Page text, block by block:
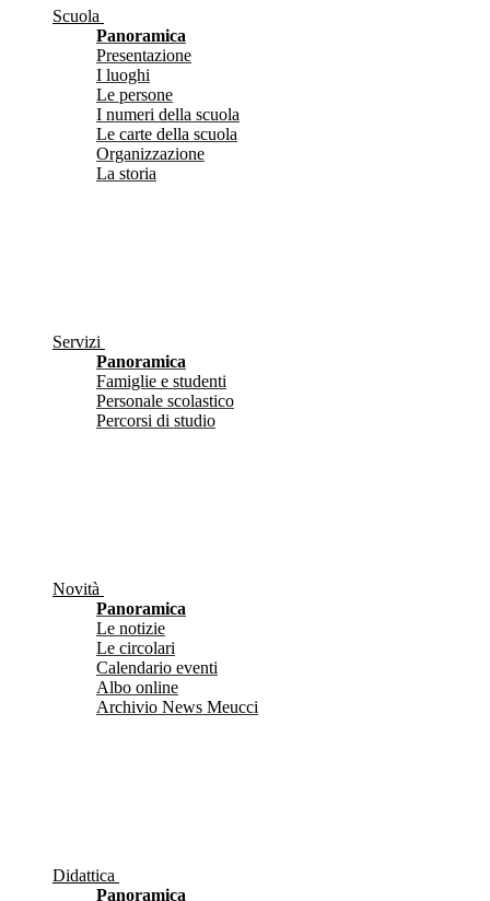
Scuola
Panoramica
Presentazione
I luoghi
Le persone
I numeri della scuola
Le carte della scuola
Organizzazione
La storia
Servizi
Panoramica
Famiglie e studenti
Personale scolastico
Percorsi di studio
Novità
Panoramica
Le notizie
Le circolari
Calendario eventi
Albo online
Archivio News Meucci
Didattica
Panoramica